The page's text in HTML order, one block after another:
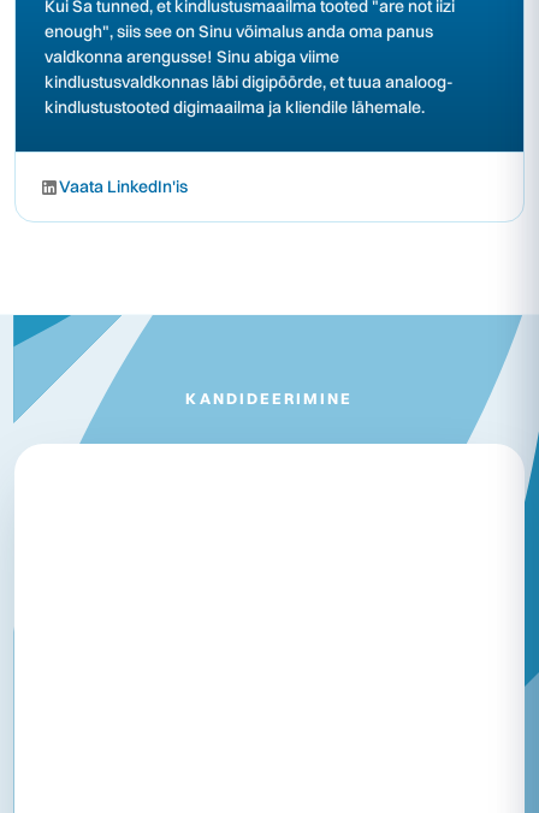
Kui Sa tunned, et kindlustusmaailma tooted "are not iizi
enough", siis see on Sinu võimalus anda oma panus
valdkonna arengusse! Sinu abiga viime
kindlustusvaldkonnas läbi digipöörde, et tuua analoog-
kindlustustooted digimaailma ja kliendile lähemale.
Vaata LinkedIn'is
KANDIDEERIMINE